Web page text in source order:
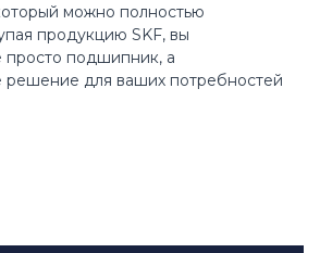
можно полностью
продукцию SKF, вы
просто подшипник, а
решение для ваших потребностей